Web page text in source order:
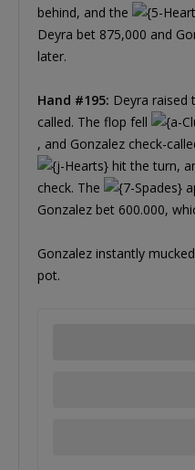
behind, and the
Deyra bet 875,000 and
later.
Hand #195: Deyra raised
called. The flop fell
, and Gonzalez check-
hit the turn,
check. The
Gonzalez bet 600.000,
Gonzalez instantly
pot.